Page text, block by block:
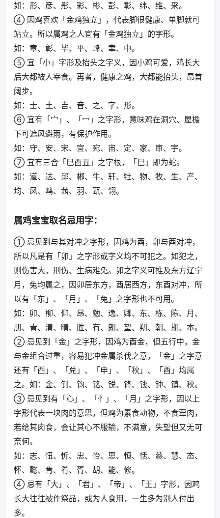
如：形、彦、彤、彩、彬、彭、彰、纬、维、采。
④ 因鸡喜欢「金鸡独立」，代表脚很健康、单脚就可
站立。所以属鸡之人宜有「金鸡独立」的字形。
如：章、彰、毕、平、峰、聿、中。
⑤ 宜「小」字形及抬头之字义，因小鸡可爱，鸡长大
后大都被人宰食。再者，健康之鸡，大都能抬头，昂首
阔步。
如：士、土、吉、音、之、字、形。
⑥ 宜有「宀」、「冖」之字形，意味鸡在洞穴、屋檐
下可遮风避雨，有保护作用。
如：守、安、宋、宜、宛、宙、定、家、审、宇。
⑦ 宜有三合「巳酉丑」之字根，「巳」即为蛇。
如：道、达、邱、郴、牛、轩、牡、物、牧、生、产、
均、凤、鸣、茜、羽、甄、翎。
属鸡宝宝取名忌用字：
① 忌见到与其对冲之字形，因鸡为酉，卯与酉对冲，
所以凡是有「卯」之字形或字义均不可犯之。如犯之，
则伤害大，刑伤、生病难免。卯之字义可推及东方辽宁
月，兔均属之，因卯居东方，酉居西方，东酉对冲，所
以有「东」、「月」、「兔」之字形也不可用。
如：卯、柳、仰、昂、勉、逸、卿、东、栋、陈、月、
朋、青、清、晴、胜、有、朗、望、朔、朝、期、本。
② 忌见到「金」之字形，因鸡为酉金，但五行中，金
与金组合过重，容易犯冲金属杀伐之意，「金」之字意
还有「西」、「兑」、「申」、「秋」、「酉」均属
之。如：金、钊、钧、铭、锐、锋、钱、钟、镇、秋。
③ 忌见到有「心」、「忄」、「月」之字形，因以上
字形代表一块肉的意思，但鸡为素食动物，不食荤肉，
若给其肉食，会让其心不服输，不满意，失望但又无可
奈何。
如：志、忸、忻、忠、怡、思、恒、恬、慈、慧、态、
怀、懿、肯、肴、胥、胡、能、修。
④ 忌有「大」、「君」、「帝」、「王」字形，因鸡
长大往往被作祭品，或为人食用，一生多为别人付出
多。